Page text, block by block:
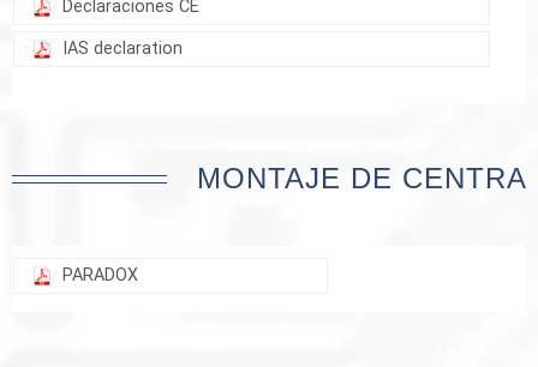
Declaraciones CE
IAS declaration
MONTAJE DE
PARADOX